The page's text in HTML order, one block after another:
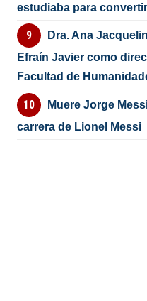
estudiaba para
Dra. Ana
Efraín Javier como
Facultad de
Muere Jorge
carrera de Lionel Messi